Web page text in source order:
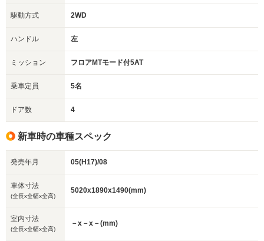
駆動方式 2WD
ハンドル 左
ミッション フロアMTモード付5AT
乗車定員 5名
ドア数 4
新車時の車種スペック
発売年月 05(H17)/08
車体寸法
(全長x全幅x全高)
5020x1890x1490(mm)
室内寸法
(全長x全幅x全高)
－x－x－(mm)